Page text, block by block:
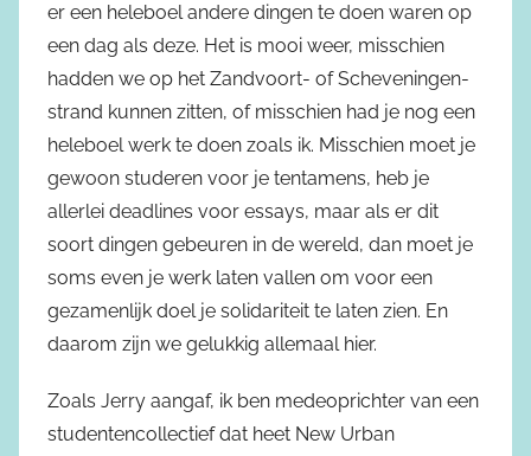
er een heleboel andere dingen te doen waren op
een dag als deze. Het is mooi weer, misschien
hadden we op het Zandvoort- of Scheveningen-
strand kunnen zitten, of misschien had je nog een
heleboel werk te doen zoals ik. Misschien moet je
gewoon studeren voor je tentamens, heb je
allerlei deadlines voor essays, maar als er dit
soort dingen gebeuren in de wereld, dan moet je
soms even je werk laten vallen om voor een
gezamenlijk doel je solidariteit te laten zien. En
daarom zijn we gelukkig allemaal hier.
Zoals Jerry aangaf, ik ben medeoprichter van een
studentencollectief dat heet New Urban